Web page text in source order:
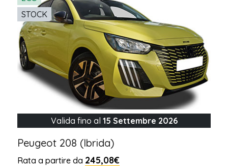
STOCK
Valida fino al 15 Settembre 2026
Peugeot 208 (Ibrida)
Rata a partire da 245,08€